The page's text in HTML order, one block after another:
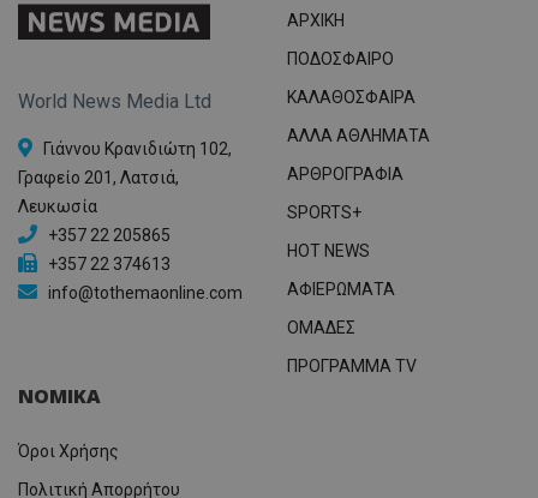
World News Media Ltd
Γιάννου Κρανιδιώτη 102,
Γραφείο 201, Λατσιά,
Λευκωσία
+357 22 205865
+357 22 374613
info@tothemaonline.com
ΑΡΧΙΚΗ
ΠΟΔΟΣΦΑΙΡΟ
ΚΑΛΑΘΟΣΦΑΙΡΑ
ΑΛΛΑ ΑΘΛΗΜΑΤΑ
ΑΡΘΡΟΓΡΑΦΙΑ
SPORTS+
HOT NEWS
ΑΦΙΕΡΩΜΑΤΑ
ΟΜΑΔΕΣ
ΠΡΟΓΡΑΜΜΑ TV
ΝΟΜΙΚΑ
Όροι Χρήσης
Πολιτική Απορρήτου